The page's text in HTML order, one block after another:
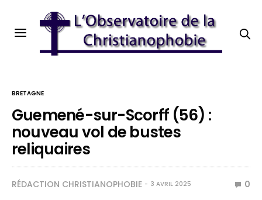
BRETAGNE
Guemené-sur-Scorff (56) :
nouveau vol de bustes
reliquaires
RÉDACTION CHRISTIANOPHOBIE 3 AVRIL 2025 0